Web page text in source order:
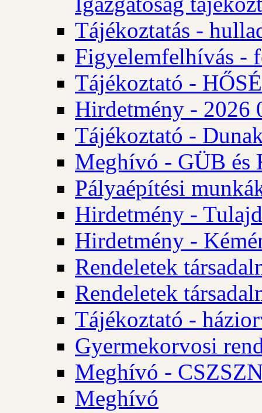
Tájékoztatás -
Figyelemfelhívás -
Tájékoztató -
Hirdetmény - 2026
Tájékoztató -
Meghívó - GÜB és
Pályaépítési
Hirdetmény -
Hirdetmény -
Rendeletek
Rendeletek
Tájékoztató -
Gyermekorvosi
Meghívó -
Meghívó